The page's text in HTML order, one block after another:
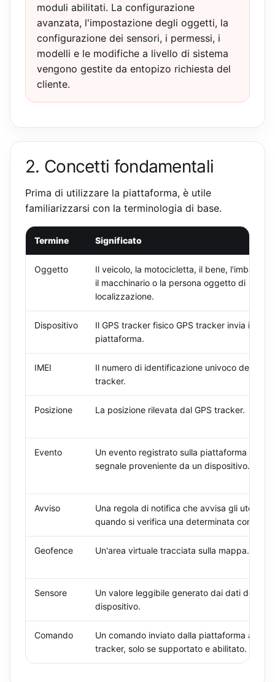
moduli abilitati. La configurazione
avanzata, l'impostazione degli oggetti, la
configurazione dei sensori, i permessi, i
modelli e le modifiche a livello di sistema
vengono gestite da entopizo richiesta del
cliente.
2. Concetti fondamentali
Prima di utilizzare la piattaforma, è utile
familiarizzarsi con la terminologia di base.
Termine Significato
Oggetto
Il veicolo, la motocicletta, il bene,
il macchinario o la persona oggetto di
localizzazione.
Dispositivo
Il GPS tracker fisico GPS tracker invia i dati
piattaforma.
IMEI
Il numero di identificazione univoco del GPS
tracker.
Posizione La posizione rilevata dal GPS tracker.
Evento
Un evento registrato sulla piattaforma o un
segnale proveniente da un dispositivo.
Avviso
Una regola di notifica che avvisa gli utenti
quando si verifica una determinata
Geofence Un'area virtuale tracciata sulla mappa.
Sensore
Un valore leggibile generato dai dati del
dispositivo.
Comando
Un comando inviato dalla piattaforma al GPS
tracker, solo se supportato e abilitato.